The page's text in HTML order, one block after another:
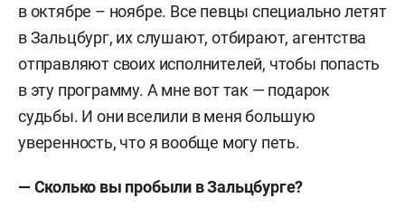
в октябре – ноябре. Все певцы специально летят
в Зальцбург, их слушают, отбирают, агентства
отправляют своих исполнителей, чтобы попасть
в эту программу. А мне вот так — подарок
судьбы. И они вселили в меня большую
уверенность, что я вообще могу петь.
— Сколько вы пробыли в Зальцбурге?